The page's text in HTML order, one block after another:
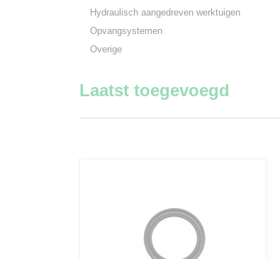
Hydraulisch aangedreven werktuigen
Opvangsystemen
Overige
Laatst toegevoegd